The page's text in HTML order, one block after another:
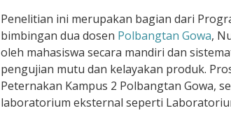
Penelitian ini merupakan bagian dari
bimbingan dua dosen Polbangtan Gowa,
oleh mahasiswa secara mandiri dan
pengujian mutu dan kelayakan produk.
Peternakan Kampus 2 Polbangtan Gowa,
laboratorium eksternal seperti